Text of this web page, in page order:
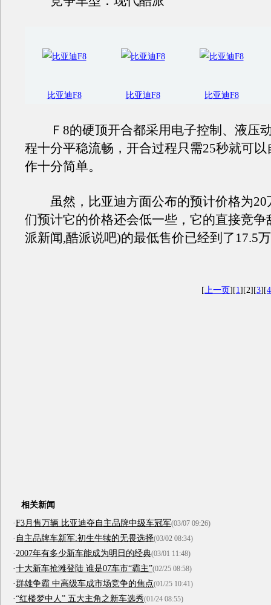
比亚迪F8 比亚迪F8 比亚迪F8
Ｆ8的硬顶开合都采用电子控制、液压
程十分平稳流畅，开合过程只需25秒就可
作十分简单。
虽然，比亚迪方面公布的预计价格为20
们预计它的价格还会低一些，它的直接竞争
派新闻,酷派说吧)的最低售价已经到了17.5
[上一页][1][2][3][4
相关新闻
·F3月售万辆 比亚迪夺自主品牌中级车冠军(03/07 09:26)
· 自主品牌车新军:初生牛犊的无畏选择(03/02 08:34)
·2007年有多少新车能成为明日的经典(03/01 11:48)
·十大新车抢滩登陆 谁是07车市“霸主”(02/25 08:58)
·群雄争霸 中高级车成市场竞争的焦点(01/25 10:41)
·“红楼梦中人” 五大主角之新车选秀(01/24 08:55)